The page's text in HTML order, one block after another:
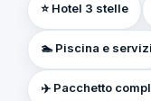
⭐ Hotel 3 stelle
🏊 Piscina e servizi
✈️ Pacchetto